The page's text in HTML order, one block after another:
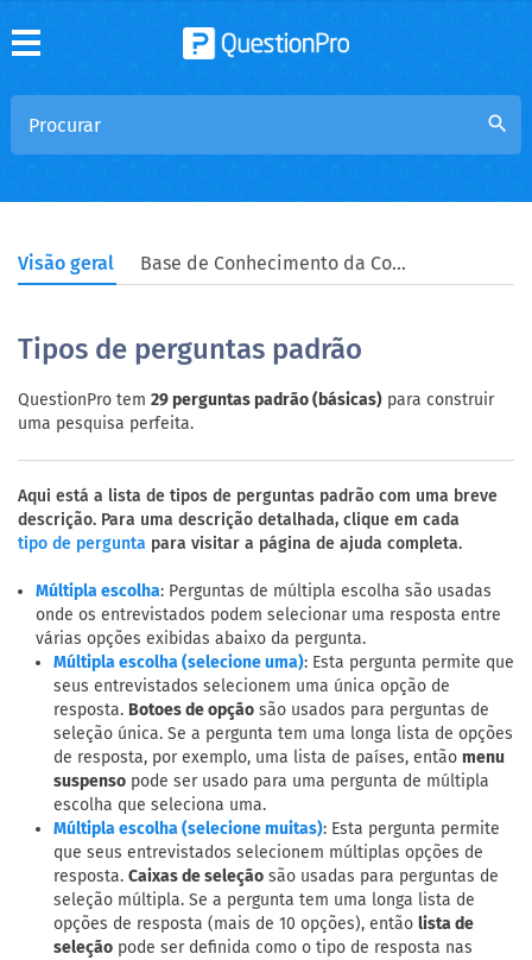
search
Visão geral Base de Conhecimento da Comunidade
Tipos de perguntas padrão
QuestionPro tem 29 perguntas padrão (básicas) para construir
uma pesquisa perfeita.
Aqui está a lista de tipos de perguntas padrão com uma breve
descrição. Para uma descrição detalhada, clique em cada
tipo de pergunta para visitar a página de ajuda completa.
Múltipla escolha: Perguntas de múltipla escolha são usadas
onde os entrevistados podem selecionar uma resposta entre
várias opções exibidas abaixo da pergunta.
Múltipla escolha (selecione uma): Esta pergunta permite que
seus entrevistados selecionem uma única opção de
resposta. Botoes de opção são usados para perguntas de
seleção única. Se a pergunta tem uma longa lista de opções
de resposta, por exemplo, uma lista de países, então menu
suspenso pode ser usado para uma pergunta de múltipla
escolha que seleciona uma.
Múltipla escolha (selecione muitas): Esta pergunta permite
que seus entrevistados selecionem múltiplas opções de
resposta. Caixas de seleção são usadas para perguntas de
seleção múltipla. Se a pergunta tem uma longa lista de
opções de resposta (mais de 10 opções), então lista de
seleção pode ser definida como o tipo de resposta nas